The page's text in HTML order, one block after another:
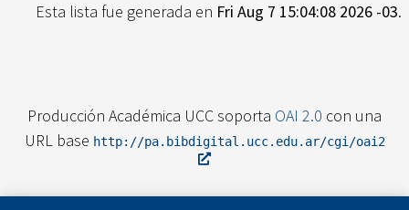
Esta lista fue generada en Fri Aug 7 15:04:08 2026 -03.
Producción Académica UCC soporta OAI 2.0 con una
URL base http://pa.bibdigital.ucc.edu.ar/cgi/oai2